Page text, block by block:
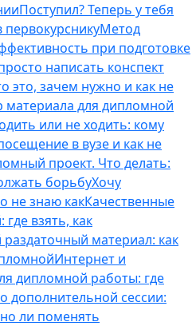
Поступил? Теперь у тебя
Метод
при подготовке
написать конспект
это, зачем нужно и как не
материала для дипломной
или не ходить: кому
в вузе и как не
проект. Что делать:
борьбуХочу
не знаю какКачественные
взять, как
материал: как
Интернет и
дипломной работы: где
дополнительной сессии:
ли поменять